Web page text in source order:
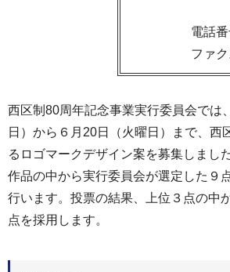
電話
ファ
西区制80周年記念事業実行委員会では
日）から６月20日（火曜日）まで、西
るロゴマークデザイン案を募集しまし
作品の中から実行委員会が選定した９
行います。投票の結果、上位３点の中
点を採用します。